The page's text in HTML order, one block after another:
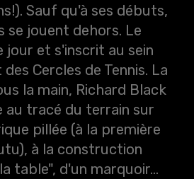
Sauf qu'à ses débuts,
se jouent dehors. Le
jour et s'inscrit au sein
Cercles de Tennis. La
la main, Richard Black
au tracé du terrain sur
pillée (à la première
à la construction
table", d'un marquoir...